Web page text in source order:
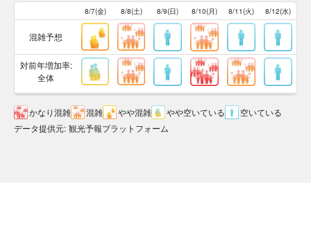
8/7(金) 8/8(土) 8/9(日) 8/10(月) 8/11(火) 8/12(水)
混雑予想
対前年増加率:
全体
かなり混雑 混雑 やや混雑 やや空いている
空いている
データ提供元: 観光予報プラットフォーム